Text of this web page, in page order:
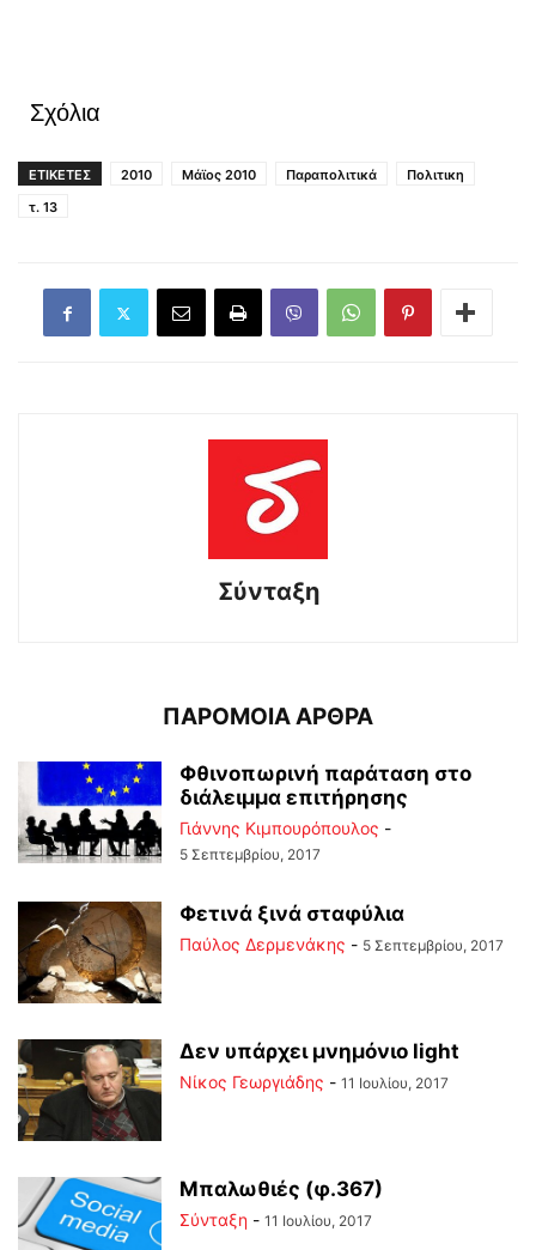
Σχόλια
ΕΤΙΚΕΤΕΣ 2010 Μάϊος 2010 Παραπολιτικά
Πολιτικη
τ. 13
Σύνταξη
ΠΑΡΟΜΟΙΑ ΑΡΘΡΑ
Φθινοπωρινή παράταση στο
διάλειμμα επιτήρησης
Γιάννης Κιμπουρόπουλος -
5 Σεπτεμβρίου, 2017
Φετινά ξινά σταφύλια
Παύλος Δερμενάκης - 5 Σεπτεμβρίου, 2017
Δεν υπάρχει μνημόνιο light
Νίκος Γεωργιάδης - 11 Ιουλίου, 2017
Μπαλωθιές (φ.367)
Σύνταξη - 11 Ιουλίου, 2017